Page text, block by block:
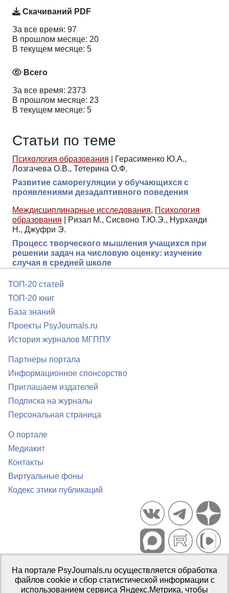
Скачиваний PDF
За все время: 97
В прошлом месяце: 20
В текущем месяце: 5
Всего
За все время: 2373
В прошлом месяце: 23
В текущем месяце: 5
Статьи по теме
Психология образования
Герасименко Ю.А.,
Лозгачева О.В., Тетерина О.Ф.
Развитие саморегуляции у обучающихся с
проявлениями дезадаптивного поведения
Междисциплинарные исследования, Психология
образования
Ризал М., Сисвоно Т.Ю.Э., Нурхаяди
Н., Джуфри Э.
Процесс творческого мышления учащихся при
решении задач на числовую оценку: изучение
случая в средней школе
ТОП-20 статей
ТОП-20 книг
База знаний
Проекты PsyJournals.ru
История журналов МГППУ
Партнеры портала
Информационное спонсорство
Приглашаем издателей
Подписка на журналы
Персональная страница
О портале
Медиакит
Контакты
Виртуальные фоны
Кодекс этики публикаций
Портал психологических изданий PsyJournals.ru, 2007–2026
Правила использования материалов
Свидетельство регистрации СМИЭл № ФС77-66447 от 14 июля
На портале PsyJournals.ru осуществляется обработка
файлов cookie и сбор статистической информации с
использованием сервиса Яндекс.Метрика, чтобы